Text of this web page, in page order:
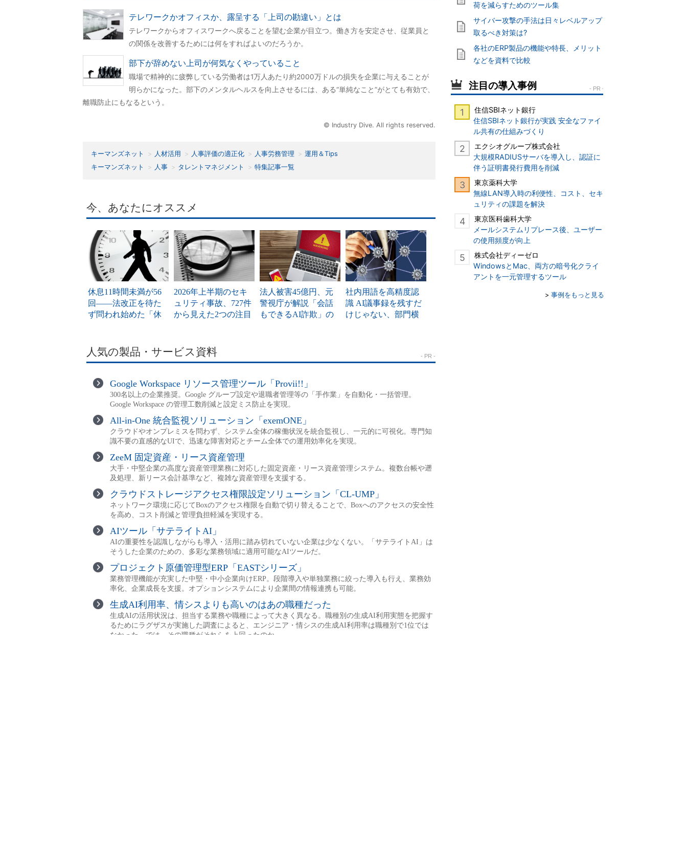
テレワークかオフィスか、露呈する「上司の勘違い」とは
テレワークからオフィスワークへ戻ることを望む企業が目立つ。働き方を安定させ、従業員と
の関係を改善するためには何をすればよいのだろうか。
部下が辞めない上司が何気なくやっていること
職場で精神的に疲弊している労働者は1万人あたり約2000万ドルの損失を企業に与えることが
明らかになった。部下のメンタルヘルスを向上させるには、ある“単純なこと”がとても有効で、
離職防止にもなるという。
© Industry Dive. All rights reserved.
キーマンズネット 人材活用 人事評価の適正化 人事労務管理
運用＆Tips
キーマンズネット
人事 タレントマネジメント 特集記事一覧
荷を減らすためのツール集
サイバー攻撃の手法は日々レベルアップ
取るべき対策は?
各社のERP製品の機能や特長、メリット
などを資料で比較